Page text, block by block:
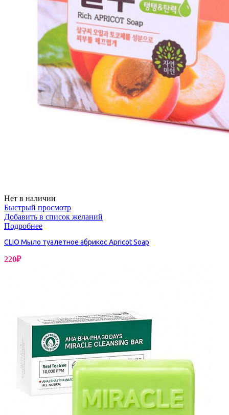
Нет в наличии
Быстрый просмотр
Добавить в список желаний
Подробнее
CLIO Мыло туалетное абрикос Apricot Soap
220₽